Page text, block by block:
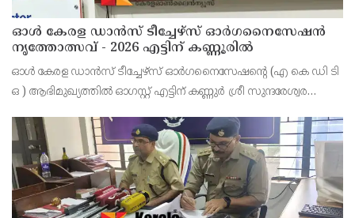
ഓൾ കേരള ഡാൻസ് ടീച്ചേഴ്സ് ഓർഗനൈസേഷൻ
നൃത്തോത്സവ് - 2026 എട്ടിന് കണ്ണൂരിൽ
ഓൾ കേരള ഡാൻസ് ടീച്ചേഴ്സ് ഓർഗനൈസേഷൻ്റെ (എ കെ ഡി ടി
ഒ ) ആഭിമുഖ്യത്തിൽ ഓഗസ്റ്റ് എട്ടിന് കണ്ണുർ ശ്രീ സുന്ദരേശ്വര
സംഘാടകർ കണ്ണൂർ പ്രസ് ക്ളബ്ബിൽ വാർത്താ സമ